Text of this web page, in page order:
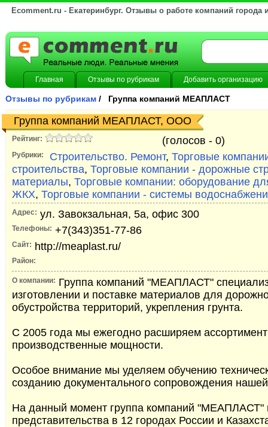
Ecomment.ru - Екатеринбург. Отзывы о работе компаний города
Главная Отзывы по рубрикам Добавить организацию
Отзывы по рубрикам / Группа компаний МЕАПЛАСТ
Группа компаний МЕАПЛАСТ, OOO
Рейтинг: (голосов - 0)
Рубрики: Строительство. Ремонт, Торговые
строительства, Торговые компании - дорожные
материалы, Торговые компании: оборудование
ЖКХ, Торговые компании - системы
Адрес: ул. Завокзальная, 5а, офис 300
Телефоны: +7(343)351-77-86
Сайт: http://meaplast.ru/
Район:
О компании: Группа компаний "МЕАПЛАСТ"
изготовлении и поставке материалов для
обустройства территорий, укрепления грунта.
С 2005 года мы ежегодно расширяем
производственные мощности.
Особое внимание мы уделяем обучению
созданию документального сопровождения
На данный момент группа компаний "МЕАПЛАСТ"
представительства в 12 городах России и